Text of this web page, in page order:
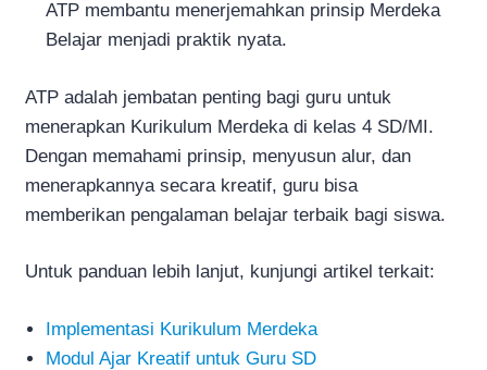
ATP membantu menerjemahkan prinsip Merdeka
Belajar menjadi praktik nyata.
ATP adalah jembatan penting bagi guru untuk
menerapkan Kurikulum Merdeka di kelas 4 SD/MI.
Dengan memahami prinsip, menyusun alur, dan
menerapkannya secara kreatif, guru bisa
memberikan pengalaman belajar terbaik bagi siswa.
Untuk panduan lebih lanjut, kunjungi artikel terkait:
Implementasi Kurikulum Merdeka
Modul Ajar Kreatif untuk Guru SD